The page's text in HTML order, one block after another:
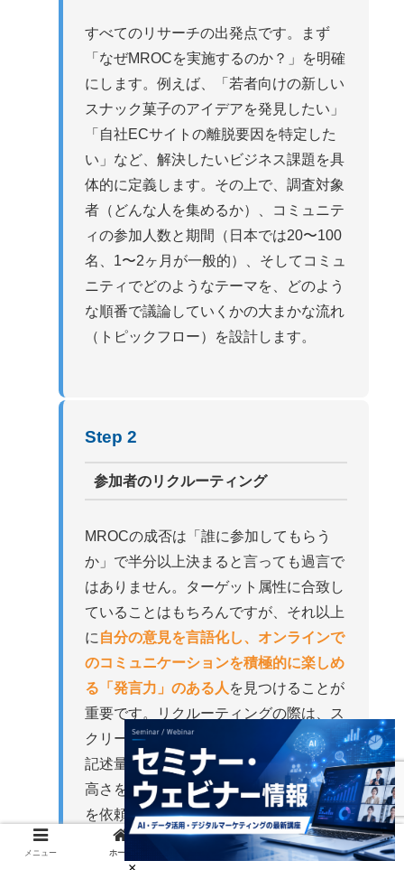
すべてのリサーチの出発点です。まず
「なぜMROCを実施するのか？」を明確
にします。例えば、「若者向けの新しい
スナック菓子のアイデアを発見したい」
「自社ECサイトの離脱要因を特定した
い」など、解決したいビジネス課題を具
体的に定義します。その上で、調査対象
者（どんな人を集めるか）、コミュニテ
ィの参加人数と期間（日本では20〜100
名、1〜2ヶ月が一般的）、そしてコミュ
ニティでどのようなテーマを、どのよう
な順番で議論していくかの大まかな流れ
（トピックフロー）を設計します。
参加者のリクルーティング
MROCの成否は「誰に参加してもらう
か」で半分以上決まると言っても過言で
はありません。ターゲット属性に合致し
ていることはもちろんですが、それ以上
に 自分の意見を言語化し、オンラインで
のコミュニケーションを積極的に楽しめ
る「発言力」のある人 を見つけることが
重要です。リクルーティングの際は、ス
クリーニングアンケートの自由回答欄の
記述量や内容をチェックし、参加意欲の
高さを見極めます。また、長期間の協力
を依頼するため、参加の負担に見合った
適切な謝礼を用意することも忘れてはな
りません。
メニュー ホーム トップ サイドバー